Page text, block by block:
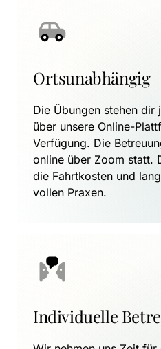
Ortsunabhängig
Die Übungen stehen dir
über unsere Online-
Verfügung. Die
online über Zoom statt.
die Fahrtkosten und
vollen Praxen.
Individuelle